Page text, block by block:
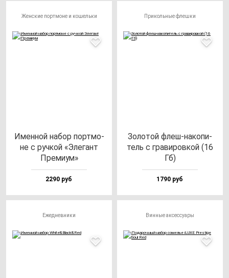
Женские портмоне и кошельки
Имен­ной на­бор пор­тмо­
не с руч­кой «Эле­гант
Пре­ми­ум»
2290 руб
Прикольные флешки
Золо­той флеш-на­ко­пи­
тель с гра­ви­ров­кой (16
Гб)
1790 руб
Ежедневники Винные аксессуары